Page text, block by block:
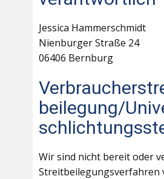
Jessica Hammerschmidt
Nienburger Straße 24
06406 Bernburg
beilegung/
Wir sind nicht bereit oder
Streitbeilegungsverfahren